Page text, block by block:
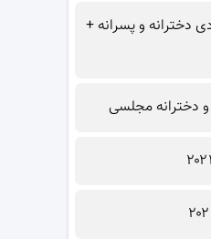
دخترانه و پسرانه +
دخترانه مجلسی